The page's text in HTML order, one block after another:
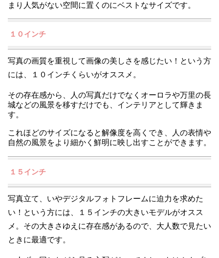
まり人気がない空間に置くのにベストなサイズです。
１０インチ
写真の画質を重視して画像の美しさを感じたい！という方
には、１０インチくらいがオススメ。
その存在感から、人の写真だけでなくオーロラや万里の長
城などの風景を移すだけでも、インテリアとして輝きま
す。
これほどのサイズになると解像度を高くでき、人の表情や
自然の風景をより細かく鮮明に映し出すことができます。
１５インチ
写真立て、いやデジタルフォトフレームに迫力を求めた
い！という方には、１５インチの大きいモデルがオスス
メ。その大きさゆえに存在感があるので、大人数で見たい
ときに最適です。